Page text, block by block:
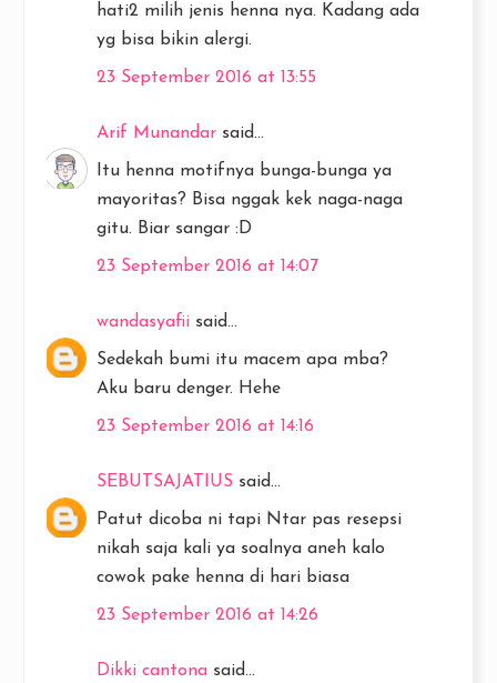
hati2 milih jenis henna nya. Kadang ada
yg bisa bikin alergi.
23 September 2016 at 13:55
Arif Munandar said...
Itu henna motifnya bunga-bunga ya
mayoritas? Bisa nggak kek naga-naga
gitu. Biar sangar :D
23 September 2016 at 14:07
wandasyafii said...
Sedekah bumi itu macem apa mba?
Aku baru denger. Hehe
23 September 2016 at 14:16
SEBUTSAJATIUS said...
Patut dicoba ni tapi Ntar pas resepsi
nikah saja kali ya soalnya aneh kalo
cowok pake henna di hari biasa
23 September 2016 at 14:26
Dikki cantona said...